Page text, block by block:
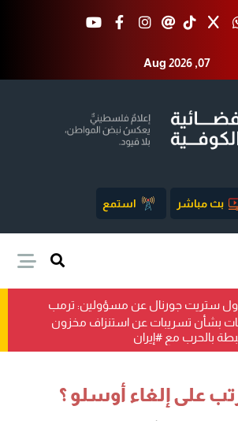
Aug 2026 ,07
بث مباشر استمع
ستريت جورنال عن مسؤولين: ترمب
بشأن تسريبات عن استنزاف مخزون
بالحرب مع #إيران
على إلغاء أوسلو ؟